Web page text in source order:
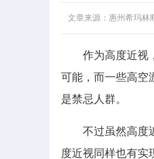
文章来源：惠州希玛林
作为高度近视，
可能，而一些高空
是禁忌人群。
不过虽然高度近
度近视同样也有实